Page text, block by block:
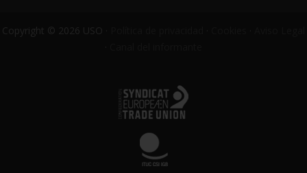
Copyright © 2026 USO ·